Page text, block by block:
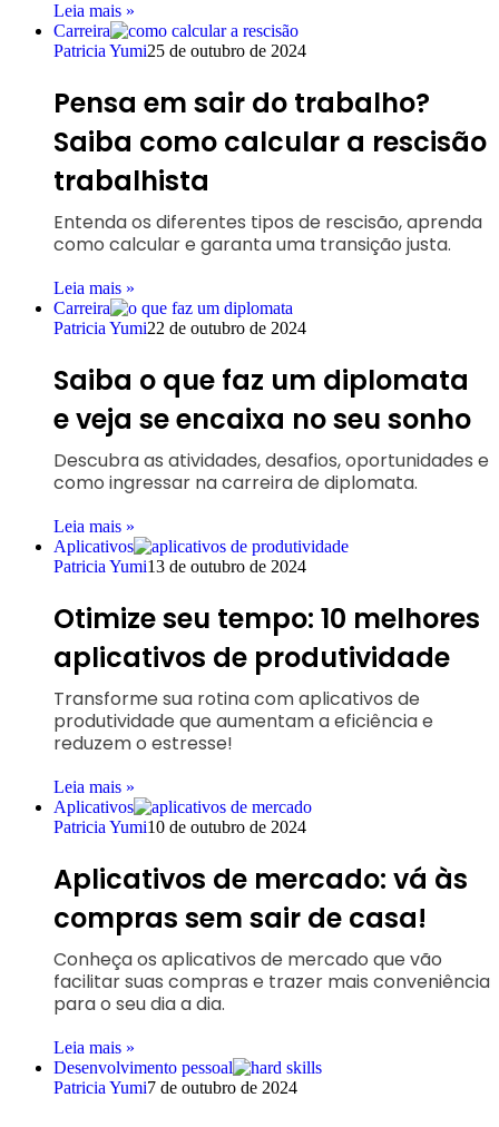
Leia mais »
Carreira
Patricia Yumi25 de outubro de 2024
Pensa em sair do trabalho?
Saiba como calcular a rescisão
trabalhista
Entenda os diferentes tipos de rescisão, aprenda
como calcular e garanta uma transição justa.
Leia mais »
Carreira
Patricia Yumi22 de outubro de 2024
Saiba o que faz um diplomata
e veja se encaixa no seu sonho
Descubra as atividades, desafios, oportunidades e
como ingressar na carreira de diplomata.
Leia mais »
Aplicativos
Patricia Yumi13 de outubro de 2024
Otimize seu tempo: 10 melhores
aplicativos de produtividade
Transforme sua rotina com aplicativos de
produtividade que aumentam a eficiência e
reduzem o estresse!
Leia mais »
Aplicativos
Patricia Yumi10 de outubro de 2024
Aplicativos de mercado: vá às
compras sem sair de casa!
Conheça os aplicativos de mercado que vão
facilitar suas compras e trazer mais conveniência
para o seu dia a dia.
Leia mais »
Desenvolvimento pessoal
Patricia Yumi7 de outubro de 2024